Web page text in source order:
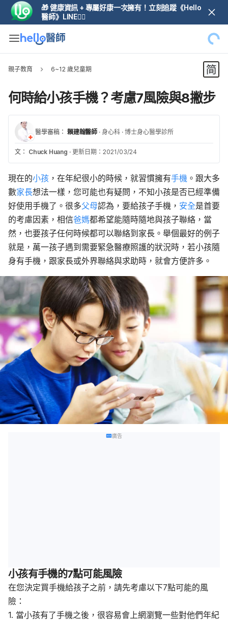
🎁 健康資訊 + 專屬好康一次擁有！立刻追蹤《Hello
醫師》LINE👆🏼
親子教育 6~12 歲兒童期
何時給小孩手機？考慮7風險與8撇步
醫學審稿： 賴建翰醫師 · 身心科 · 博士身心醫學診所
文： Chuck Huang · 更新日期：2021/03/24
現在的小孩 ，在年紀很小的時候，就習慣擁有手機 。跟大多
數家長想法一樣，您可能也有疑問，不知小孩是否已經準備
好使用手機了。很多父母認為，要給孩子手機， 安全是首要
的考慮因素，相信爸媽都希望能隨時隨地與孩子聯絡，當
然，也要孩子任何時候都可以聯絡到家長。舉個最好的例子
就是，萬一孩子遇到需要緊急醫療照護的狀況時，若小孩隨
身有手機，跟家長或外界聯絡與求助時，就會方便許多。
廣告
小孩有手機的7點可能風險
在您決定買手機給孩子之前，請先考慮以下7點可能的風
險：
1. 當小孩有了手機之後，很容易會上網瀏覽一些對他們年紀